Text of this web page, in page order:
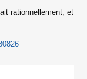
rationnellement, et